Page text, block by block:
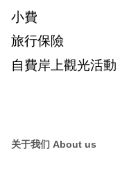
小費
旅行保險
自費岸上觀光活動
关于我们 About us